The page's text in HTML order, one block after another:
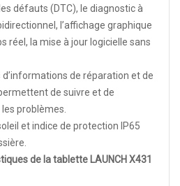
défauts (DTC), le diagnostic à
l’affichage graphique
réel, la mise à jour logicielle sans
de réparation et de
de suivre et de
problèmes.
et indice de protection IP65
de la tablette LAUNCH X431